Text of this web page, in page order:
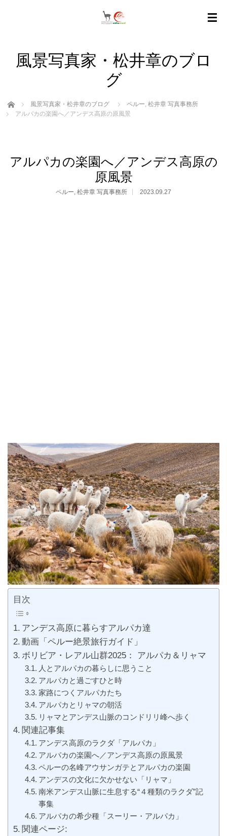
風景写真家・松井章のブロ
グ
ホーム 風景写真家・松井章のブログ ペルー, 松井章 写真事務所
アルパカの楽園へ／アンデス高原の原風景
アルパカの楽園へ／アンデス高原の
原風景
ペルー, 松井章 写真事務所 2023.09.27
目次
アンデス高原に暮らすアルパカ達
動画「ペルー絶景旅行ガイド」
ボリビア・レアル山群2025： アルパカ＆リャマ
人とアルパカの暮らしに思うこと
アルパカと過ごすひと時
家路につくアルパカたち
アルパカとリャマの朝活
リャマとアンデス山脈のコンドリリ峰へ歩く
関連記事集
アンデス高原のラクダ「アルパカ」
アルパカの楽園へ／アンデス高原の原風景
ペルーの名峰アウサンガテとアルパカの楽園
アンデスの文化に欠かせない「リャマ」
南米アンデス山脈に生息する“４種類のラクダ”記
事集
アルパカの希少種「スーリー・アルパカ」
関連ページ: